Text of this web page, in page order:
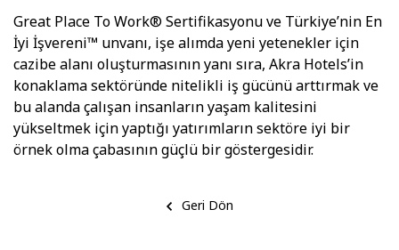
Great Place To Work® Sertifikasyonu ve Türkiye’nin En
İyi İşvereni™ unvanı, işe alımda yeni yetenekler için
cazibe alanı oluşturmasının yanı sıra, Akra Hotels’in
konaklama sektöründe nitelikli iş gücünü arttırmak ve
bu alanda çalışan insanların yaşam kalitesini
yükseltmek için yaptığı yatırımların sektöre iyi bir
örnek olma çabasının güçlü bir göstergesidir.
Geri Dön